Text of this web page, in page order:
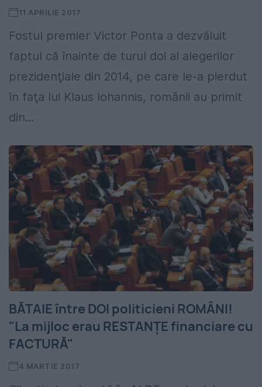
11 APRILIE 2017
Fostul premier Victor Ponta a dezvăluit
faptul că înainte de turul doi al alegerilor
prezidenţiale din 2014, pe care le-a pierdut
în faţa lui Klaus Iohannis, românii au primit
din...
BĂTAIE între DOI politicieni ROMÂNI!
"La mijloc erau RESTANȚE financiare cu
FACTURĂ"
4 MARTIE 2017